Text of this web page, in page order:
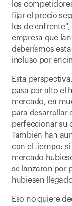
los
fijar el precio
los de
empresa que
deberíamos
incluso por
Esta
pasa por alto el
mercado, en
para desarrollar
perfeccionar su
También han
con el tiempo: si
mercado
se lanzaron por
hubiesen
Eso no quiere